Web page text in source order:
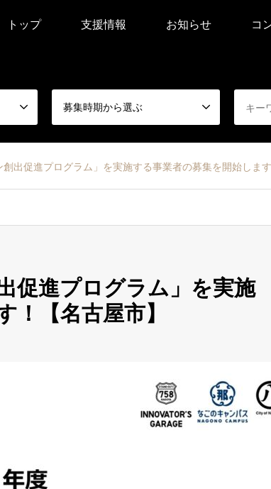
トップ 支援情報 お知らせ コ
募集時期から選ぶ
創出促進プログラム」を実施する事業者の募集を開始しま
促進プログラム」を実施
！【名古屋市】